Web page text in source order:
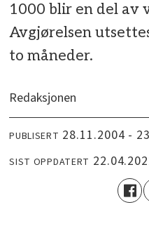
1000 blir en del av
Avgjørelsen
to måneder.
Redaksjonen
PUBLISERT 28.11.2004 -
SIST OPPDATERT